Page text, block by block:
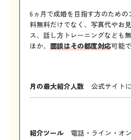
6ヵ月で成婚を目指す方のための
料無料だけでなく、写真代やお
ス、話し方トレーニングなども
ほか、 面談はその都度対応可能で
月の最大紹介人数 公式サイト
紹介ツール 電話・ライン・オ